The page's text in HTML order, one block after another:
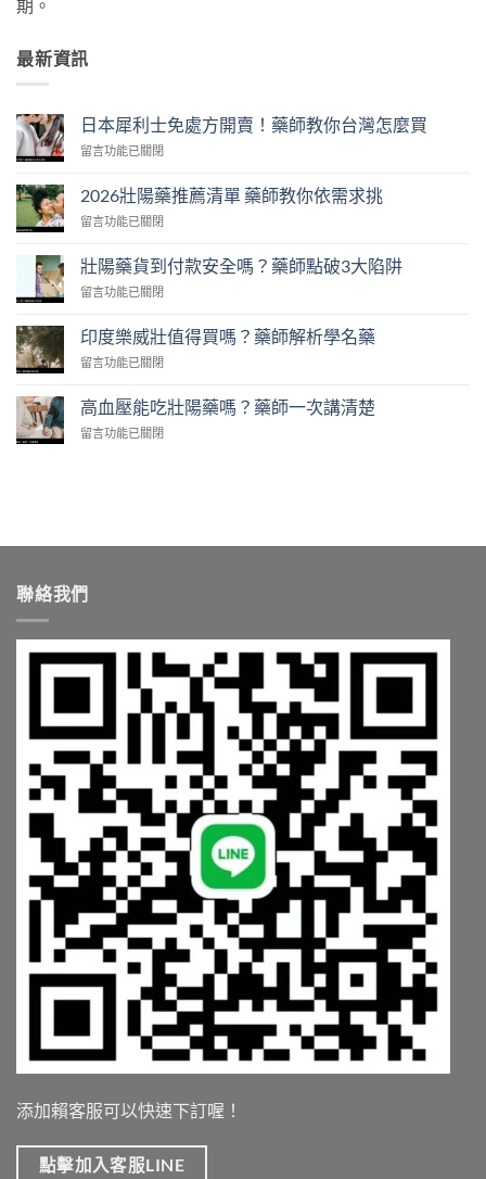
期。
最新資訊
日本犀利士免處方開賣！藥師教你台灣怎麼買
在
犀
利
免
處
方
賣！
師
你
台
留言功能已關閉
2026壯陽藥推薦清單 藥師教你依需求挑
在
壯
陽
藥
薦
清
單
師
你
留言功能已關閉
壯陽藥貨到付款安全嗎？藥師點破3大陷阱
在
陽
藥
貨
付
款
安
破
大
陷
中
留言功能已關閉
印度樂威壯值得買嗎？藥師解析學名藥
在
度
樂
威
藥
解
析
名
藥〉
中
留言功能已關閉
高血壓能吃壯陽藥嗎？藥師一次講清楚
在
嗎？
一
楚〉
留言功能已關閉
聯絡我們
添加賴客服可以快速下訂喔！
點擊加入客服LINE